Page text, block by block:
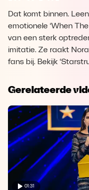
Dat komt binnen.
emotionele ‘When
van een sterk
imitatie. Ze raakt
fans bij. Bekijk
Gerelateerde
01:31